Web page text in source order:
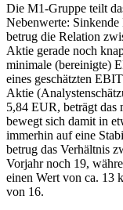
Die M1-Gruppe teilt
Nebenwerte:
betrug die Relation
Aktie gerade noch
minimale (bereinigte)
eines geschätzten
Aktie
5,84 EUR, beträgt
bewegt sich damit in
immerhin auf eine
betrug das Verhältnis
Vorjahr noch 19,
einen Wert von ca. 13
von 16.